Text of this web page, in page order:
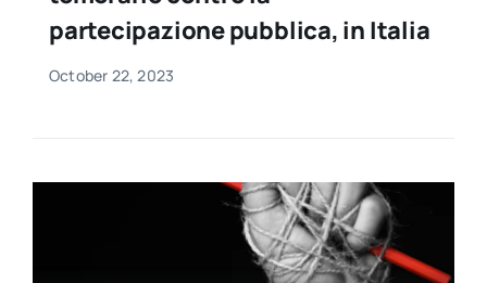
partecipazione pubblica, in Italia
October 22, 2023